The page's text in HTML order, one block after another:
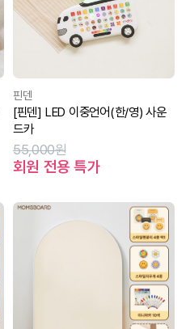
핀덴
[핀덴] LED 이중언어(한/영) 사운
드카
55,000원
회원 전용 특가